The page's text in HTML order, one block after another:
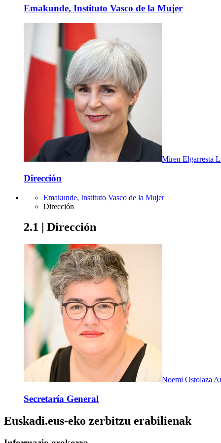
Emakunde, Instituto Vasco de la Mujer
Miren Elgarresta
Dirección
Emakunde, Instituto Vasco de la Mujer
Dirección
2.1 | Dirección
Noemi Ostolaza
Secretaría General
Euskadi.eus-eko zerbitzu erabilienak